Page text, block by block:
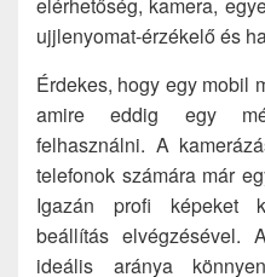
ujjlenyomat-érzékelő és
Érdekes, hogy egy mobil
amire eddig egy
felhasználni. A
telefonok számára már
Igazán profi képeket
beállítás elvégzésével.
ideális aránya